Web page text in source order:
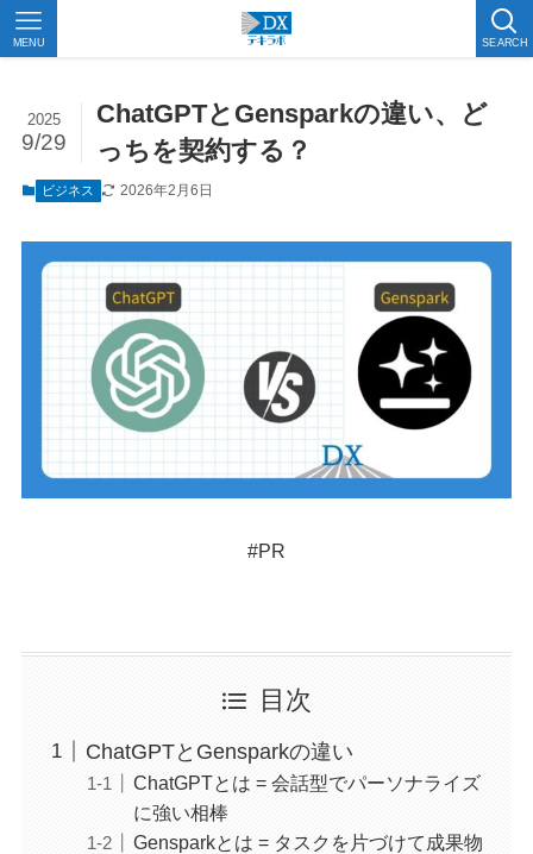
SEARCH
MENU
ChatGPTとGensparkの違い、ど
っちを契約する？
2025
9/29
ビジネス 2026年2月6日
#PR
目次
ChatGPTとGensparkの違い
ChatGPTとは = 会話型でパーソナライズ
に強い相棒
Gensparkとは = タスクを片づけて成果物